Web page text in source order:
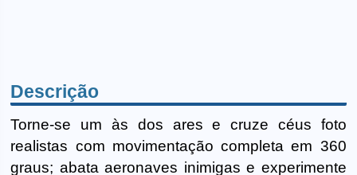
Descrição
Torne-se um às dos ares e cruze céus foto
realistas com movimentação completa em 360
graus; abata aeronaves inimigas e experimente